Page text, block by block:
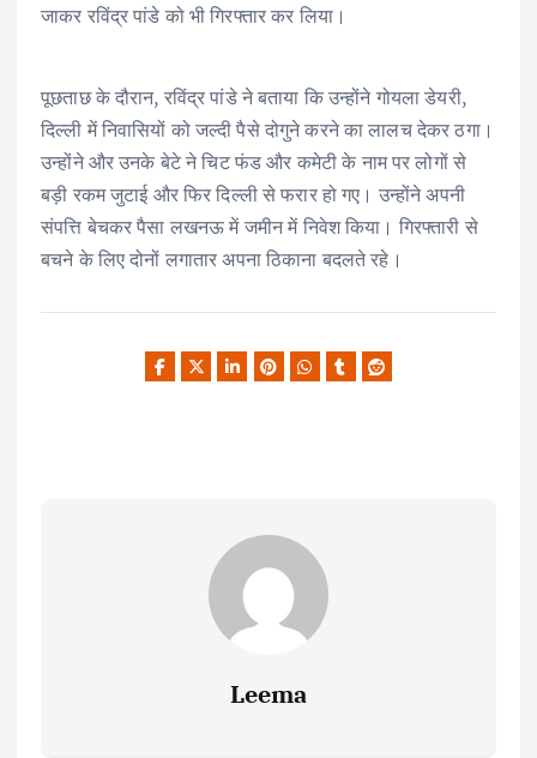
जाकर रविंद्र पांडे को भी गिरफ्तार कर लिया।
पूछताछ के दौरान, रविंद्र पांडे ने बताया कि उन्होंने गोयला डेयरी,
दिल्ली में निवासियों को जल्दी पैसे दोगुने करने का लालच देकर ठगा।
उन्होंने और उनके बेटे ने चिट फंड और कमेटी के नाम पर लोगों से
बड़ी रकम जुटाई और फिर दिल्ली से फरार हो गए। उन्होंने अपनी
संपत्ति बेचकर पैसा लखनऊ में जमीन में निवेश किया। गिरफ्तारी से
बचने के लिए दोनों लगातार अपना ठिकाना बदलते रहे।
Leema